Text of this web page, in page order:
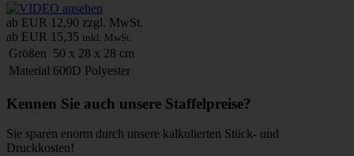
ab EUR 12,90 zzgl. MwSt.
ab EUR 15,35 inkl. MwSt.
Größen 50 x 28 x 28 cm
Material 600D Polyester
Kennen Sie auch unsere Staffelpreise?
Sie sparen enorm durch unsere kalkulierten Stück- und
Druckkosten!